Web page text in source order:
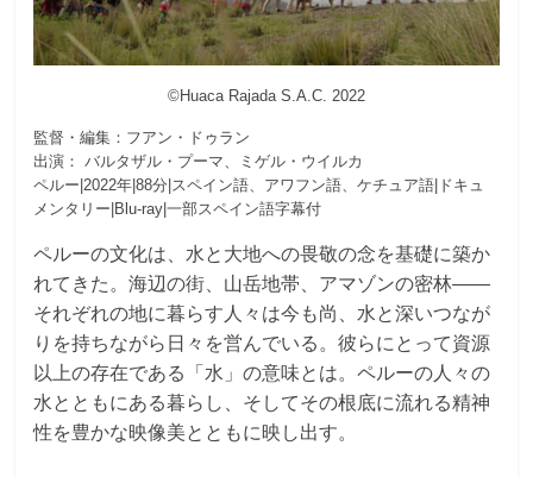
©Huaca Rajada S.A.C. 2022
監督・編集：フアン・ドゥラン
出演： バルタザル・プーマ、ミゲル・ウイルカ
ペルー|2022年|88分|スペイン語、アワフン語、ケチュア語|ドキュ
メンタリー|Blu-ray|一部スペイン語字幕付
ペルーの文化は、水と大地への畏敬の念を基礎に築か
れてきた。海辺の街、山岳地帯、アマゾンの密林――
それぞれの地に暮らす人々は今も尚、水と深いつなが
りを持ちながら日々を営んでいる。彼らにとって資源
以上の存在である「水」の意味とは。ペルーの人々の
水とともにある暮らし、そしてその根底に流れる精神
性を豊かな映像美とともに映し出す。